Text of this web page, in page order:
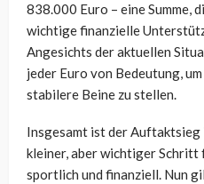
838.000 Euro – eine Summe,
wichtige finanzielle
Angesichts der aktuellen
jeder Euro von Bedeutung,
stabilere Beine zu stellen.
Insgesamt ist der Auftaktsieg
kleiner, aber wichtiger Schritt
sportlich und finanziell. Nun